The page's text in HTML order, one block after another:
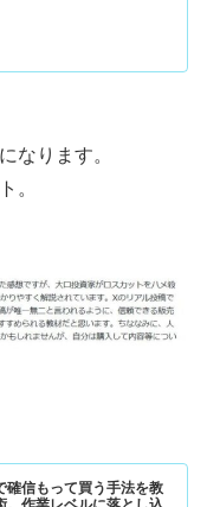
なります。
。
確信もって買う手法を教